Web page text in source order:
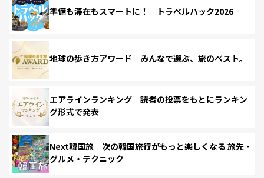
準備も滞在もスマートに！ トラベルハック2026
地球の歩き方アワード みんなで選ぶ、旅のベスト。
エアラインランキング 読者の投票をもとにランキン
グ形式で発表
Next韓国旅 次の韓国旅行がもっと楽しくなる 旅先・
グルメ・テクニック